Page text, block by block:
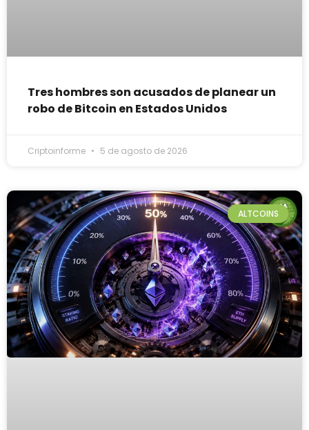
Tres hombres son acusados de planear un
robo de Bitcoin en Estados Unidos
Criptoinforme 5 de agosto de 2026
ALTCOINS